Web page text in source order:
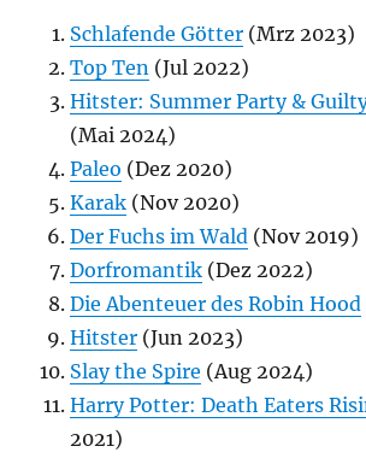
Schlafende Götter (Mrz 2023)
Top Ten (Jul 2022)
Hitster: Summer Party &
(Mai 2024)
Paleo (Dez 2020)
Karak (Nov 2020)
Der Fuchs im Wald (Nov 2019)
Dorfromantik (Dez 2022)
Die Abenteuer des Robin Hood
Hitster (Jun 2023)
Slay the Spire (Aug 2024)
Harry Potter: Death Eaters
2021)